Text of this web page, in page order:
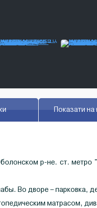
Показати на
р-не. ст.
Во дворе – парковка,
матрасом,